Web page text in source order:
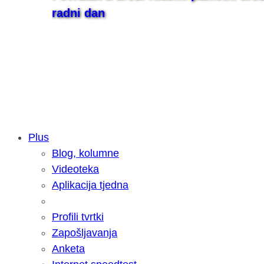
radni dan
Samsung otkrio kako je nastajala
razvoja donijelo tanje i izdržljivije
Plus
Blog, kolumne
Videoteka
Aplikacija tjedna
Profili tvrtki
Zapošljavanja
Anketa